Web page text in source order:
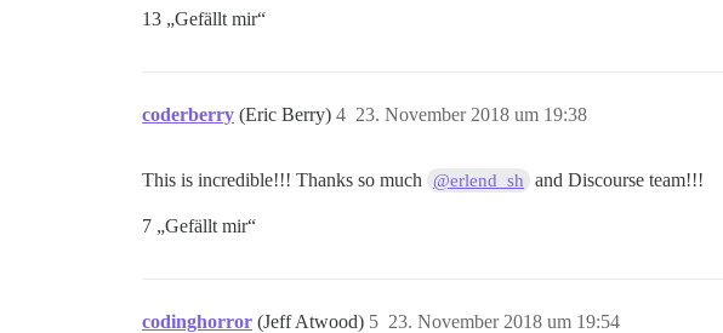
13 „Gefällt mir“
coderberry (Eric Berry) 23. November 2018 um 19:38
4
This is incredible!!! Thanks so much @erlend_sh and Discourse team!!!
7 „Gefällt mir“
codinghorror (Jeff Atwood) 23. November 2018 um 19:54
5